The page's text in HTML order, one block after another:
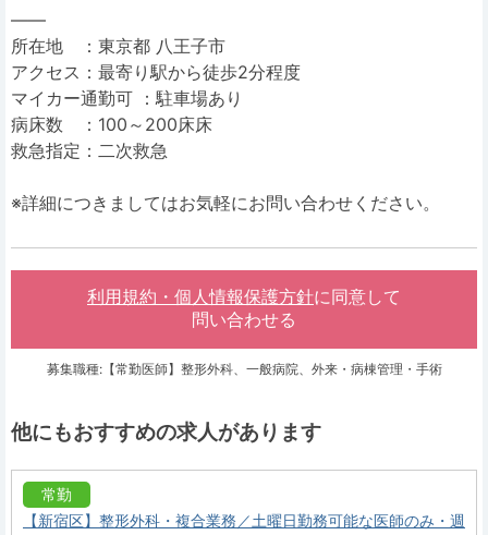
――
所在地 ：東京都 八王子市
アクセス：最寄り駅から徒歩2分程度
マイカー通勤可 ：駐車場あり
病床数 ：100～200床床
救急指定：二次救急
※詳細につきましてはお気軽にお問い合わせください。
利用規約・個人情報保護方針に同意して
問い合わせる
募集職種:【常勤医師】整形外科、一般病院、外来・病棟管理・手術
他にもおすすめの求人があります
常勤
【新宿区】整形外科・複合業務／土曜日勤務可能な医師のみ・週